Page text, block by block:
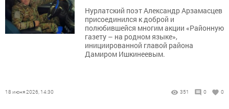
Нурлатский поэт Александр Арзамасцев
присоединился к доброй и
полюбившейся многим акции «Районную
газету – на родном языке»,
инициированной главой района
Дамиром Ишкинеевым.
18 июня 2026, 14:30 351 0 0